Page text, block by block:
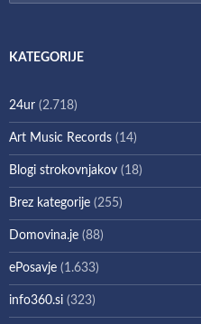
KATEGORIJE
24ur (2.718)
Art Music Records (14)
Blogi strokovnjakov (18)
Brez kategorije (255)
Domovina.je (88)
ePosavje (1.633)
info360.si (323)